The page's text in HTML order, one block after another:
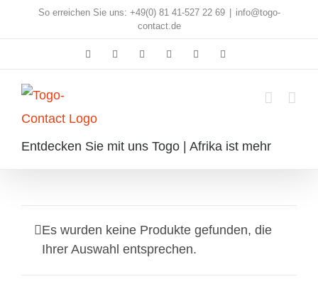
So erreichen Sie uns: +49(0) 81 41-527 22 69
info@togo-
contact.de
FacebookInstagramPinterest
Entdecken Sie mit uns Togo | Afrika ist mehr
Es wurden keine Produkte gefunden, die
Ihrer Auswahl entsprechen.